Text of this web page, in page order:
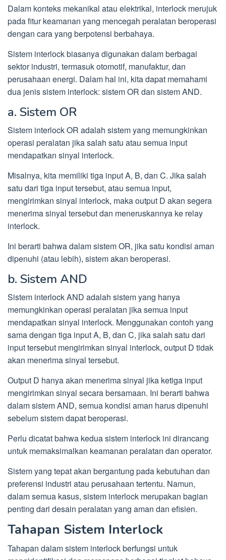
Dalam konteks mekanikal atau elektrikal, interlock merujuk
pada fitur keamanan yang mencegah peralatan beroperasi
dengan cara yang berpotensi berbahaya.
Sistem interlock biasanya digunakan dalam berbagai
sektor industri, termasuk otomotif, manufaktur, dan
perusahaan energi. Dalam hal ini, kita dapat memahami
dua jenis sistem interlock: sistem OR dan sistem AND.
a. Sistem OR
Sistem interlock OR adalah sistem yang memungkinkan
operasi peralatan jika salah satu atau semua input
mendapatkan sinyal interlock.
Misalnya, kita memiliki tiga input A, B, dan C. Jika salah
satu dari tiga input tersebut, atau semua input,
mengirimkan sinyal interlock, maka output D akan segera
menerima sinyal tersebut dan meneruskannya ke relay
interlock.
Ini berarti bahwa dalam sistem OR, jika satu kondisi aman
dipenuhi (atau lebih), sistem akan beroperasi.
b. Sistem AND
Sistem interlock AND adalah sistem yang hanya
memungkinkan operasi peralatan jika semua input
mendapatkan sinyal interlock. Menggunakan contoh yang
sama dengan tiga input A, B, dan C, jika salah satu dari
input tersebut mengirimkan sinyal interlock, output D tidak
akan menerima sinyal tersebut.
Output D hanya akan menerima sinyal jika ketiga input
mengirimkan sinyal secara bersamaan. Ini berarti bahwa
dalam sistem AND, semua kondisi aman harus dipenuhi
sebelum sistem dapat beroperasi.
Perlu dicatat bahwa kedua sistem interlock ini dirancang
untuk memaksimalkan keamanan peralatan dan operator.
Sistem yang tepat akan bergantung pada kebutuhan dan
preferensi industri atau perusahaan tertentu. Namun,
dalam semua kasus, sistem interlock merupakan bagian
penting dari desain peralatan yang aman dan efisien.
Tahapan Sistem Interlock
Tahapan dalam sistem interlock berfungsi untuk